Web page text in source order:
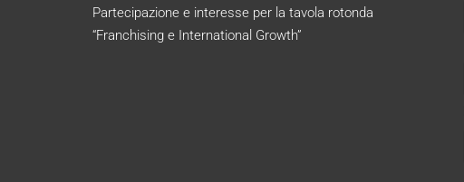
Partecipazione e interesse per la tavola rotonda
“Franchising e International Growth”